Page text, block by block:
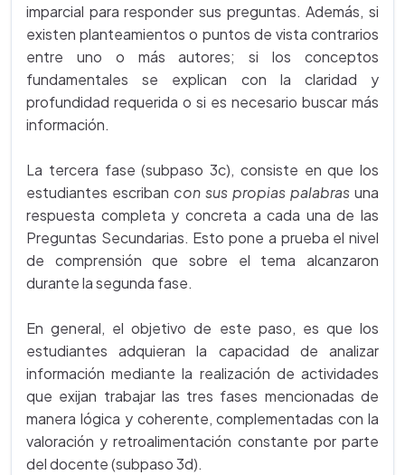
imparcial para responder sus preguntas. Además, si
existen planteamientos o puntos de vista contrarios
entre uno o más autores; si los conceptos
fundamentales se explican con la claridad y
profundidad requerida o si es necesario buscar más
información.
La tercera fase (subpaso 3c), consiste en que los
estudiantes escriban con sus propias palabras una
respuesta completa y concreta a cada una de las
Preguntas Secundarias. Esto pone a prueba el nivel
de comprensión que sobre el tema alcanzaron
durante la segunda fase.
En general, el objetivo de este paso, es que los
estudiantes adquieran la capacidad de analizar
información mediante la realización de actividades
que exijan trabajar las tres fases mencionadas de
manera lógica y coherente, complementadas con la
valoración y retroalimentación constante por parte
del docente (subpaso 3d).